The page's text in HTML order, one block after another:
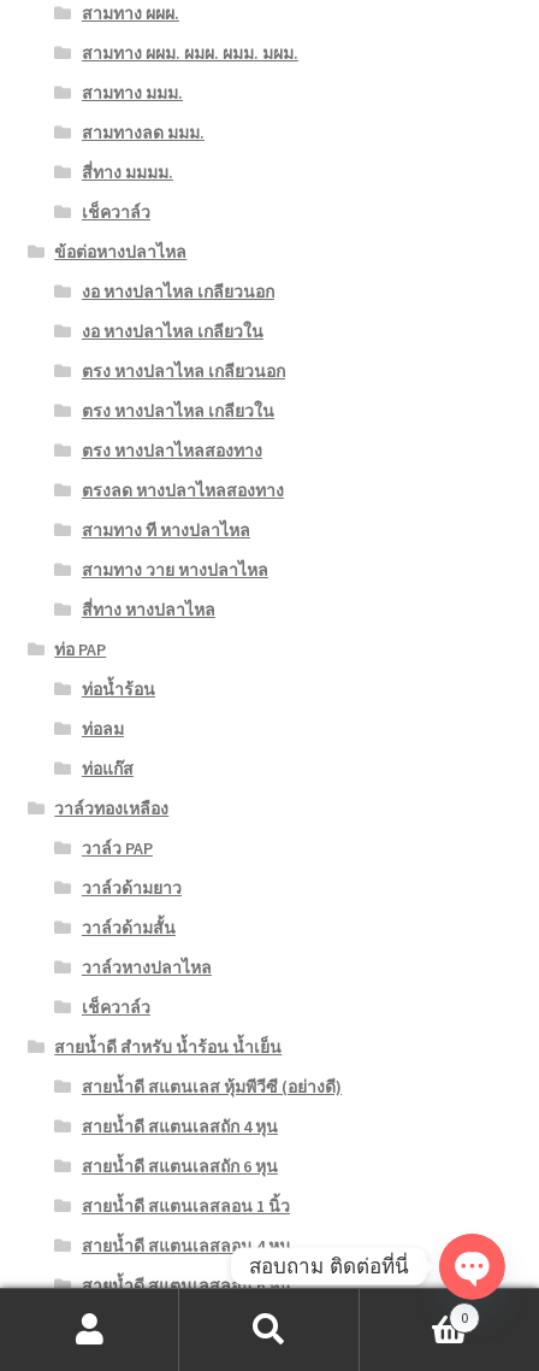
สามทาง ผผผ.
สามทาง ผผม. ผมผ. ผมม. มผม.
สามทาง มมม.
สามทางลด มมม.
สี่ทาง มมมม.
เช็ควาล์ว
ข้อต่อหางปลาไหล
งอ หางปลาไหล เกลียวนอก
งอ หางปลาไหล เกลียวใน
ตรง หางปลาไหล เกลียวนอก
ตรง หางปลาไหล เกลียวใน
ตรง หางปลาไหลสองทาง
ตรงลด หางปลาไหลสองทาง
สามทาง ที หางปลาไหล
สามทาง วาย หางปลาไหล
สี่ทาง หางปลาไหล
ท่อ PAP
ท่อน้ำร้อน
ท่อลม
ท่อแก๊ส
วาล์วทองเหลือง
วาล์ว PAP
วาล์วด้ามยาว
วาล์วด้ามสั้น
วาล์วหางปลาไหล
เช็ควาล์ว
สายน้ำดี สำหรับ น้ำร้อน น้ำเย็น
สายน้ำดี สแตนเลส หุ้มพีวีซี (อย่างดี)
สายน้ำดี สแตนเลสถัก 4 หุน
สายน้ำดี สแตนเลสถัก 6 หุน
สายน้ำดี สแตนเลสลอน 1 นิ้ว
สายน้ำดี สแตนเลสลอน 4 หุน
สายน้ำดี สแตนเลสลอน 6 หุน
สายน้ำดี อ่างล้างหน้า หาง M10
0
สอบถาม ติดต่อที่นี่
O